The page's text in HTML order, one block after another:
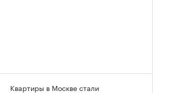
Квартиры в Москве стали